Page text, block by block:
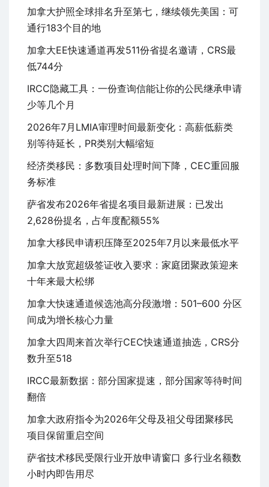
加拿大护照全球排名升至第七，继续领先美国：可
通行183个目的地
加拿大EE快速通道再发511份省提名邀请，CRS最
低744分
IRCC隐藏工具：一份查询信能让你的公民继承申请
少等几个月
2026年7月LMIA审理时间最新变化：高薪低薪类
别等待延长，PR类别大幅缩短
经济类移民：多数项目处理时间下降，CEC重回服
务标准
萨省发布2026年省提名项目最新进展：已发出
2,628份提名，占年度配额55%
加拿大移民申请积压降至2025年7月以来最低水平
加拿大放宽超级签证收入要求：家庭团聚政策迎来
十年来最大松绑
加拿大快速通道候选池高分段激增：501–600 分区
间成为增长核心力量
加拿大四周来首次举行CEC快速通道抽选，CRS分
数升至518
IRCC最新数据：部分国家提速，部分国家等待时间
翻倍
加拿大政府指令为2026年父母及祖父母团聚移民
项目保留重启空间
萨省技术移民受限行业开放申请窗口 多行业名额数
小时内即告用尽